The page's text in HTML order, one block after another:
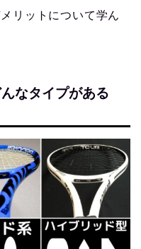
リットについて学ん
なタイプがある